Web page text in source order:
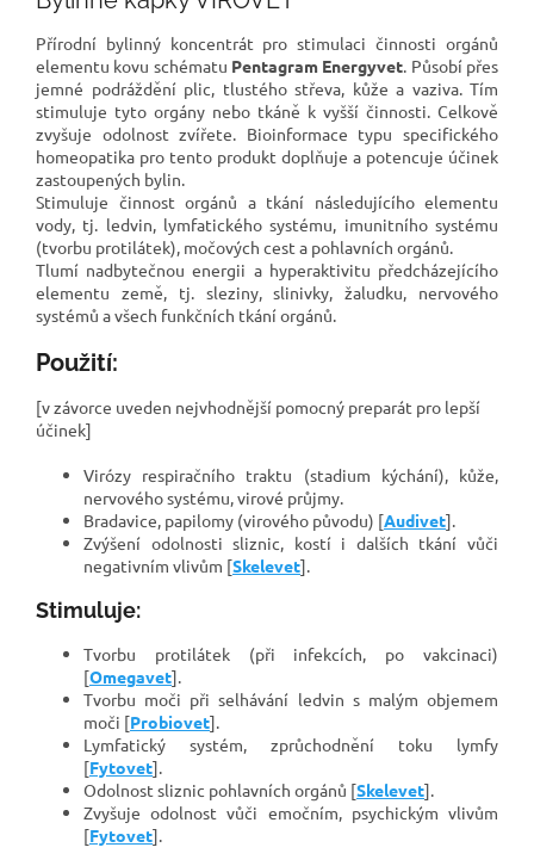
Přírodní bylinný koncentrát pro stimulaci činnosti orgánů
elementu kovu schématu Pentagram Energyvet. Působí přes
jemné podráždění plic, tlustého střeva, kůže a vaziva. Tím
stimuluje tyto orgány nebo tkáně k vyšší činnosti. Celkově
zvyšuje odolnost zvířete. Bioinformace typu specifického
homeopatika pro tento produkt doplňuje a potencuje účinek
zastoupených bylin.
Stimuluje činnost orgánů a tkání následujícího elementu
vody, tj. ledvin, lymfatického systému, imunitního systému
(tvorbu protilátek), močových cest a pohlavních orgánů.
Tlumí nadbytečnou energii a hyperaktivitu předcházejícího
elementu země, tj. sleziny, slinivky, žaludku, nervového
systémů a všech funkčních tkání orgánů.
Použití:
[v závorce uveden nejvhodnější pomocný preparát pro lepší
účinek]
Virózy respiračního traktu (stadium kýchání), kůže,
nervového systému, virové průjmy.
Bradavice, papilomy (virového původu) [Audivet].
Zvýšení odolnosti sliznic, kostí i dalších tkání vůči
negativním vlivům [Skelevet].
Stimuluje:
Tvorbu protilátek (při infekcích, po vakcinaci)
[Omegavet].
Tvorbu moči při selhávání ledvin s malým objemem
moči [Probiovet].
Lymfatický systém, zprůchodnění toku lymfy
[Fytovet].
Odolnost sliznic pohlavních orgánů [Skelevet].
Zvyšuje odolnost vůči emočním, psychickým vlivům
[Fytovet].